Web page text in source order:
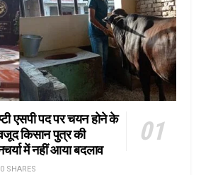
एसपी पद पर चयन होने के
किसान पुत्र की
में नहीं आया बदलाव
0 SHARES